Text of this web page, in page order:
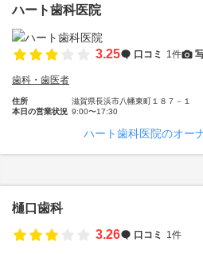
ハート歯科医院
3.25 口コミ 1件
歯科・歯医者
住所
滋賀県長浜市八幡東町１８７－１
本日の営業状況 9:00〜17:30
ハート歯科医院のオー
樋口歯科
3.26
口コミ 1件